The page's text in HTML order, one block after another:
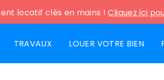
locatif clés en mains !Cliquez ici
TRAVAUX LOUER VOTRE BIEN